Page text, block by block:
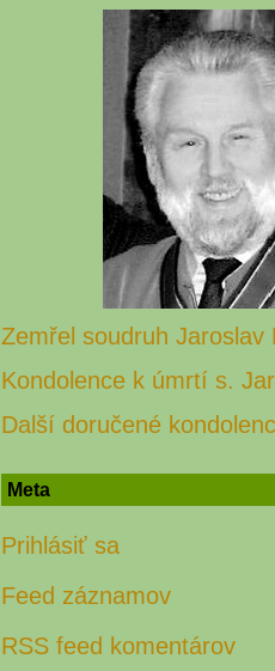
Zemřel soudruh Jaroslav
Kondolence k úmrtí s.
Další doručené
Meta
Prihlásiť sa
Feed záznamov
RSS feed komentárov